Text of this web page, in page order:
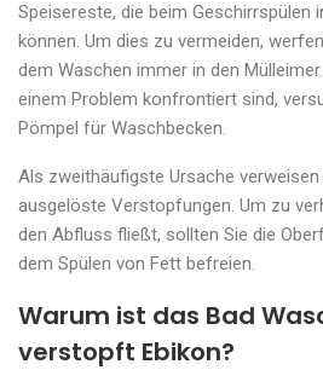
Speisereste, die beim Geschirrspülen
können. Um dies zu vermeiden,
dem Waschen immer in den
einem Problem konfrontiert sind,
Pömpel für Waschbecken.
Als zweithäufigste Ursache
ausgelöste Verstopfungen. Um zu
den Abfluss fließt, sollten Sie die
dem Spülen von Fett befreien.
Warum ist das Bad
verstopft Ebikon?